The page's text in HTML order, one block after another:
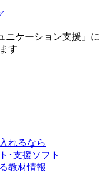
ニケーション支援」に
す
れるなら
･支援ソフト
教材情報